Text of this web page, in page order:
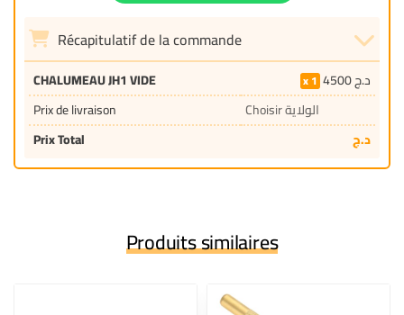
Récapitulatif de la commande
CHALUMEAU JH1 VIDE 1 4500د.ج
Prix de livraison
Choisir الولاية
Prix Total
د.ج
Produits similaires